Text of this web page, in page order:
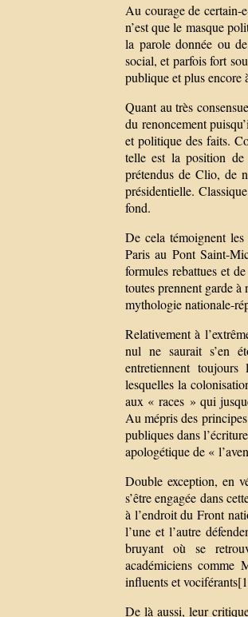
Au courage de certain-
n’est que le masque
la parole donnée ou
social, et parfois fort
publique et plus encore
Quant au très
du renoncement
et politique des faits.
telle est la position de
prétendus de Clio, de
présidentielle.
fond.
De cela témoignent
Paris au Pont Saint-
formules rebattues et
toutes prennent garde à
mythologie nationale-
Relativement à
nul ne saurait s’en
entretiennent toujours
lesquelles la
aux « races » qui
Au mépris des
publiques dans
apologétique de «
Double exception, en
s’être engagée dans
à l’endroit du Front
l’une et l’autre
bruyant où se
académiciens comme
influents et
De là aussi, leur